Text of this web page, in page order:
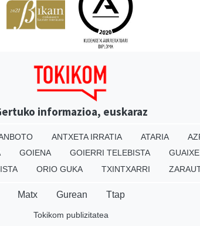
informazioa, euskaraz
ANTXETA IRRATIA ATARIA
GOIENA GOIERRI TELEBISTA GUAIXE
ORIO GUKA TXINTXARRI
Matx Gurean Ttap
Tokikom publizitatea